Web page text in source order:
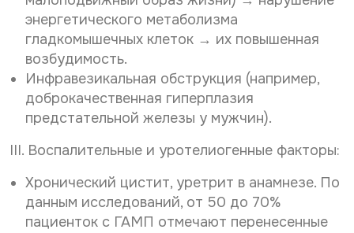
энергетического метаболизма
гладкомышечных клеток → их повышенная
возбудимость.
Инфравезикальная обструкция (например,
доброкачественная гиперплазия
предстательной железы у мужчин).
III. Воспалительные и уротелиогенные факторы:
Хронический цистит, уретрит в анамнезе. По
данным исследований, от 50 до 70%
пациенток с ГАМП отмечают перенесенные